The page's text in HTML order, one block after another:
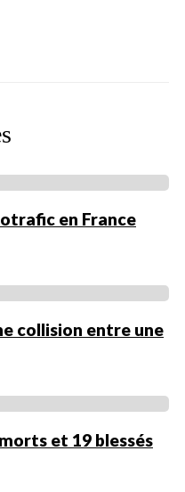
en France
collision entre une
et 19 blessés